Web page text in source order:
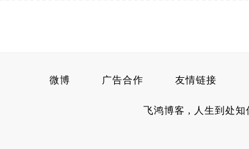
友情链接
广告合作
微博
飞鸿博客 , 人生到处